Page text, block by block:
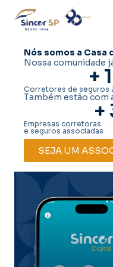
Nós somos a Casa
Nossa comunidade
+
Corretores de seguros
Também estão com
+
Empresas corretoras
e seguros associadas
SEJA UM